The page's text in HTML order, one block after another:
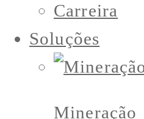
Carreira
Soluções
Mineração